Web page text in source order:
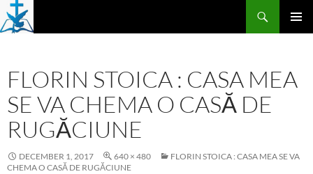
Skip
to
Search
FLORIN STOICA : CASA MEA
SE VA CHEMA O CASĂ DE
RUGĂCIUNE
DECEMBER 1, 2017 640 × 480
FLORIN STOICA : CASA MEA SE VA
CHEMA O CASĂ DE RUGĂCIUNE